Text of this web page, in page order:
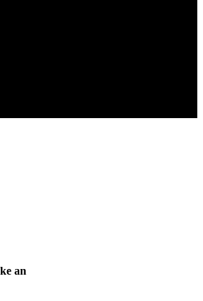
an